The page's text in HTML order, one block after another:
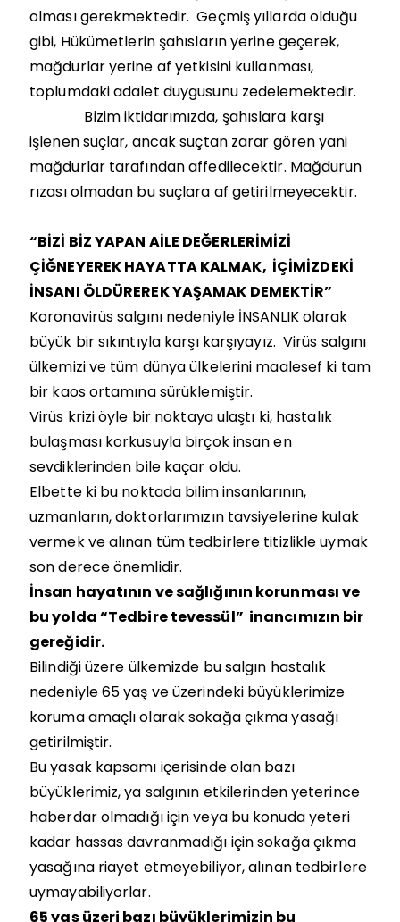
olması gerekmektedir. Geçmiş yıllarda olduğu
gibi, Hükümetlerin şahısların yerine geçerek,
mağdurlar yerine af yetkisini kullanması,
toplumdaki adalet duygusunu zedelemektedir.
Bizim iktidarımızda, şahıslara karşı
işlenen suçlar, ancak suçtan zarar gören yani
mağdurlar tarafından affedilecektir. Mağdurun
rızası olmadan bu suçlara af getirilmeyecektir.
“BİZİ BİZ YAPAN AİLE DEĞERLERİMİZİ
ÇİĞNEYEREK HAYATTA KALMAK, İÇİMİZDEKİ
İNSANI ÖLDÜREREK YAŞAMAK DEMEKTİR”
Koronavirüs salgını nedeniyle İNSANLIK olarak
büyük bir sıkıntıyla karşı karşıyayız. Virüs salgını
ülkemizi ve tüm dünya ülkelerini maalesef ki tam
bir kaos ortamına sürüklemiştir.
Virüs krizi öyle bir noktaya ulaştı ki, hastalık
bulaşması korkusuyla birçok insan en
sevdiklerinden bile kaçar oldu.
Elbette ki bu noktada bilim insanlarının,
uzmanların, doktorlarımızın tavsiyelerine kulak
vermek ve alınan tüm tedbirlere titizlikle uymak
son derece önemlidir.
İnsan hayatının ve sağlığının korunması ve
bu yolda “Tedbire tevessül” inancımızın bir
gereğidir.
Bilindiği üzere ülkemizde bu salgın hastalık
nedeniyle 65 yaş ve üzerindeki büyüklerimize
koruma amaçlı olarak sokağa çıkma yasağı
getirilmiştir.
Bu yasak kapsamı içerisinde olan bazı
büyüklerimiz, ya salgının etkilerinden yeterince
haberdar olmadığı için veya bu konuda yeteri
kadar hassas davranmadığı için sokağa çıkma
yasağına riayet etmeyebiliyor, alınan tedbirlere
uymayabiliyorlar.
65 yaş üzeri bazı büyüklerimizin bu